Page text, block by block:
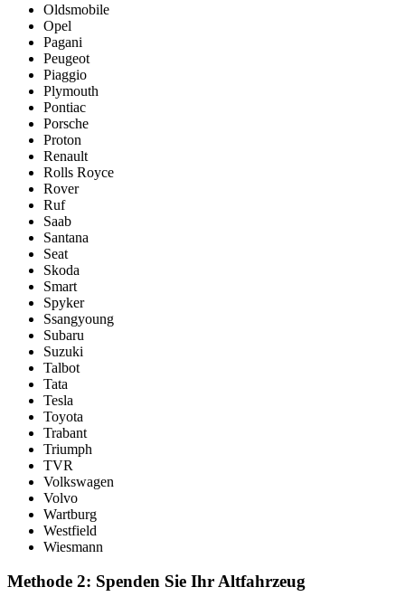
Oldsmobile
Opel
Pagani
Peugeot
Piaggio
Plymouth
Pontiac
Porsche
Proton
Renault
Rolls Royce
Rover
Ruf
Saab
Santana
Seat
Skoda
Smart
Spyker
Ssangyoung
Subaru
Suzuki
Talbot
Tata
Tesla
Toyota
Trabant
Triumph
TVR
Volkswagen
Volvo
Wartburg
Westfield
Wiesmann
Methode 2: Spenden Sie Ihr Altfahrzeug